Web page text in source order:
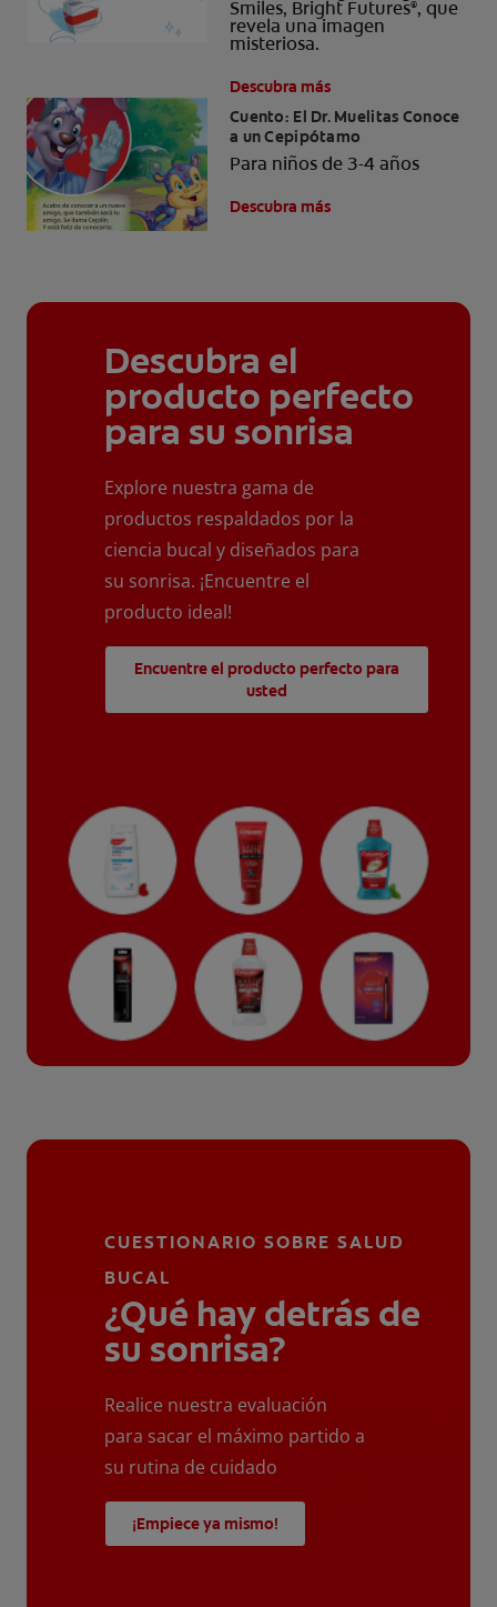
Smiles, Bright Futures®, que
revela una imagen
misteriosa.
Descubra más
Cuento: El Dr. Muelitas Conoce
a un Cepipótamo
Para niños de 3-4 años
Descubra más
Descubra el
producto perfecto
para su sonrisa
Explore nuestra gama de
productos respaldados por la
ciencia bucal y diseñados para
su sonrisa. ¡Encuentre el
producto ideal!
Encuentre el producto perfecto para
usted
CUESTIONARIO SOBRE SALUD
BUCAL
¿Qué hay detrás de
su sonrisa?
Realice nuestra evaluación
para sacar el máximo partido a
su rutina de cuidado
¡Empiece ya mismo!